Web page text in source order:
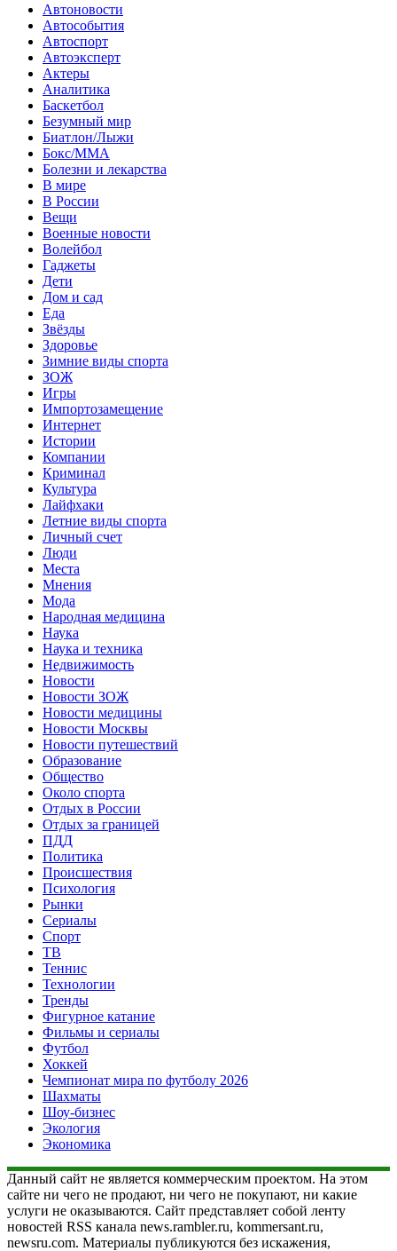
Автоновости
Автособытия
Автоспорт
Автоэксперт
Актеры
Аналитика
Баскетбол
Безумный мир
Биатлон/Лыжи
Бокс/MMA
Болезни и лекарства
В мире
В России
Вещи
Военные новости
Волейбол
Гаджеты
Дети
Дом и сад
Еда
Звёзды
Здоровье
Зимние виды спорта
ЗОЖ
Игры
Импортозамещение
Интернет
Истории
Компании
Криминал
Культура
Лайфхаки
Летние виды спорта
Личный счет
Люди
Места
Мнения
Мода
Народная медицина
Наука
Наука и техника
Недвижимость
Новости
Новости ЗОЖ
Новости медицины
Новости Москвы
Новости путешествий
Образование
Общество
Около спорта
Отдых в России
Отдых за границей
ПДД
Политика
Происшествия
Психология
Рынки
Сериалы
Спорт
ТВ
Теннис
Технологии
Тренды
Фигурное катание
Фильмы и сериалы
Футбол
Хоккей
Чемпионат мира по футболу 2026
Шахматы
Шоу-бизнес
Экология
Экономика
Данный сайт не является коммерческим проектом. На этом
сайте ни чего не продают, ни чего не покупают, ни какие
услуги не оказываются. Сайт представляет собой ленту
новостей RSS канала news.rambler.ru, kommersant.ru,
newsru.com. Материалы публикуются без искажения,